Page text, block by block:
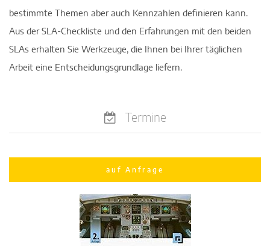
bestimmte Themen aber auch Kennzahlen definieren kann.
Aus der SLA-Checkliste und den Erfahrungen mit den beiden
SLAs erhalten Sie Werkzeuge, die Ihnen bei Ihrer täglichen
Arbeit eine Entscheidungsgrundlage liefern.
Termine
auf Anfrage